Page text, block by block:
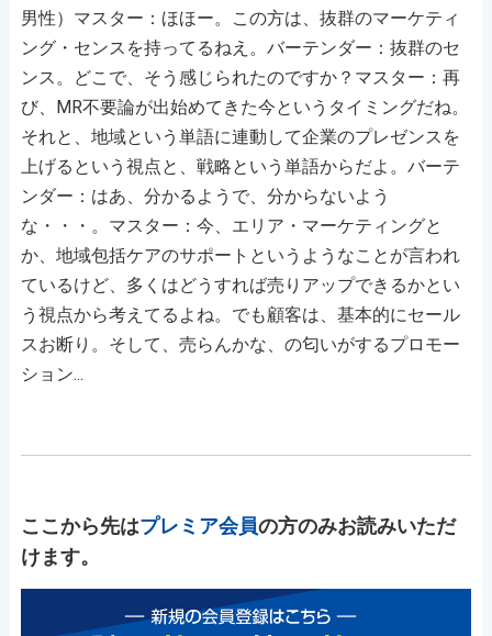
男性）マスター：ほほー。この方は、抜群のマーケティ
ング・センスを持ってるねえ。バーテンダー：抜群のセ
ンス。どこで、そう感じられたのですか？マスター：再
び、MR不要論が出始めてきた今というタイミングだね。
それと、地域という単語に連動して企業のプレゼンスを
上げるという視点と、戦略という単語からだよ。バーテ
ンダー：はあ、分かるようで、分からないよう
な・・・。マスター：今、エリア・マーケティングと
か、地域包括ケアのサポートというようなことが言われ
ているけど、多くはどうすれば売りアップできるかとい
う視点から考えてるよね。でも顧客は、基本的にセール
スお断り。そして、売らんかな、の匂いがするプロモー
ション...
ここから先はプレミア会員の方のみお読みいただ
けます。